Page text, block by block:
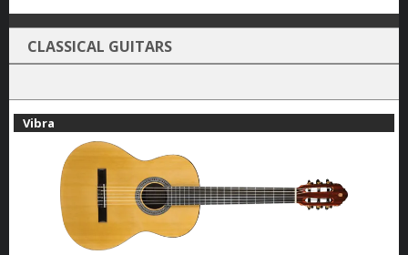
CLASSICAL GUITARS
Vibra